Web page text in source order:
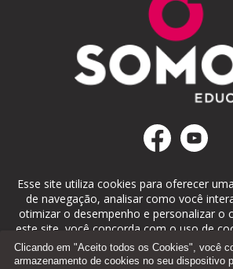
Esse site utiliza cookies para oferecer
de navegação, analisar como você
otimizar o desempenho e personalizar o
este site, você concorda com o uso de
nosso Portal de
Clicando em "Aceito todos os Cookies", você
armazenamento de cookies no seu dispositivo